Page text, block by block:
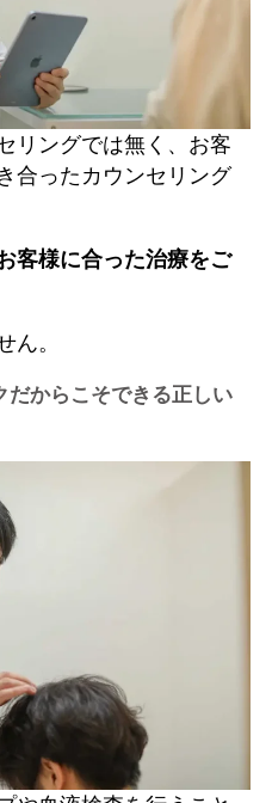
リングでは無く、お客
合ったカウンセリング
客様に合った治療をご
ん。
だからこそできる正しい